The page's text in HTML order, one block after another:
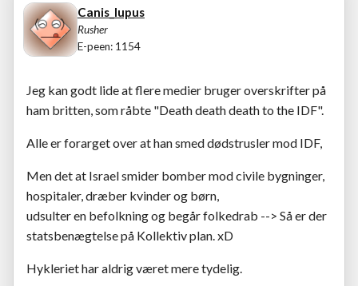
Canis_lupus
Rusher
E-peen: 1154
Jeg kan godt lide at flere medier bruger overskrifter på
ham britten, som råbte "Death death death to the IDF".
Alle er forarget over at han smed dødstrusler mod IDF,
Men det at Israel smider bomber mod civile bygninger,
hospitaler, dræber kvinder og børn,
udsulter en befolkning og begår folkedrab --> Så er der
statsbenægtelse på Kollektiv plan. xD
Hykleriet har aldrig været mere tydelig.